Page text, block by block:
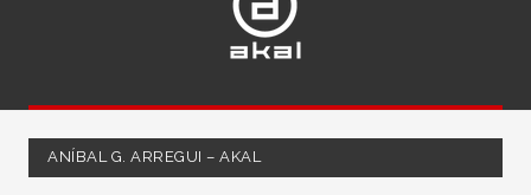
ANÍBAL G. ARREGUI – AKAL